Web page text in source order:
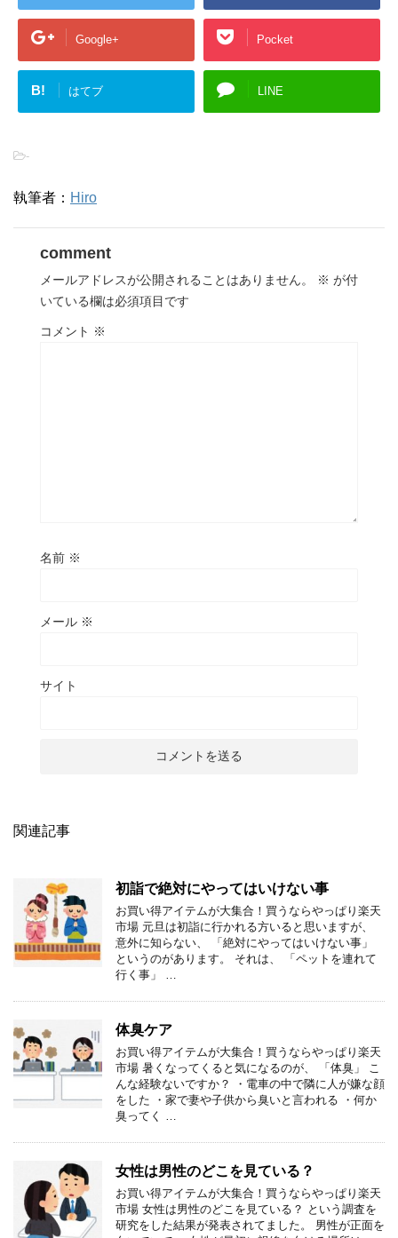
Google+ Pocket
B! はてブ LINE
-
執筆者： Hiro
comment
メールアドレスが公開されることはありません。 ※ が付
いている欄は必須項目です
コメント ※
名前 ※
メール ※
サイト
関連記事
初詣で絶対にやってはいけない事
お買い得アイテムが大集合！買うならやっぱり楽天
市場 元旦は初詣に行かれる方いると思いますが、
意外に知らない、 「絶対にやってはいけない事」
というのがあります。 それは、 「ペットを連れて
行く事」 …
体臭ケア
お買い得アイテムが大集合！買うならやっぱり楽天
市場 暑くなってくると気になるのが、 「体臭」 こ
んな経験ないですか？ ・電車の中で隣に人が嫌な顔
をした ・家で妻や子供から臭いと言われる ・何か
臭ってく …
女性は男性のどこを見ている？
お買い得アイテムが大集合！買うならやっぱり楽天
市場 女性は男性のどこを見ている？ という調査を
研究をした結果が発表されてました。 男性が正面を